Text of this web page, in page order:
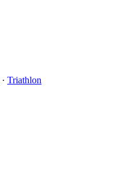
· Triathlon